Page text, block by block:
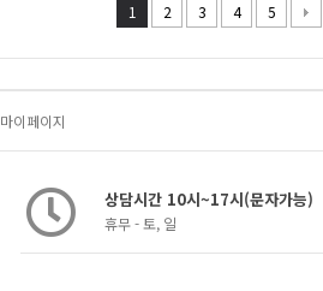
1 2 3 4 5
마이페이지
상담시간 10시~17시(문자가능)
휴무 - 토, 일